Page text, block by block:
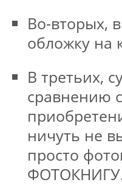
Во-вторых,
обложку на
В третьих,
сравнению
ничуть не
просто